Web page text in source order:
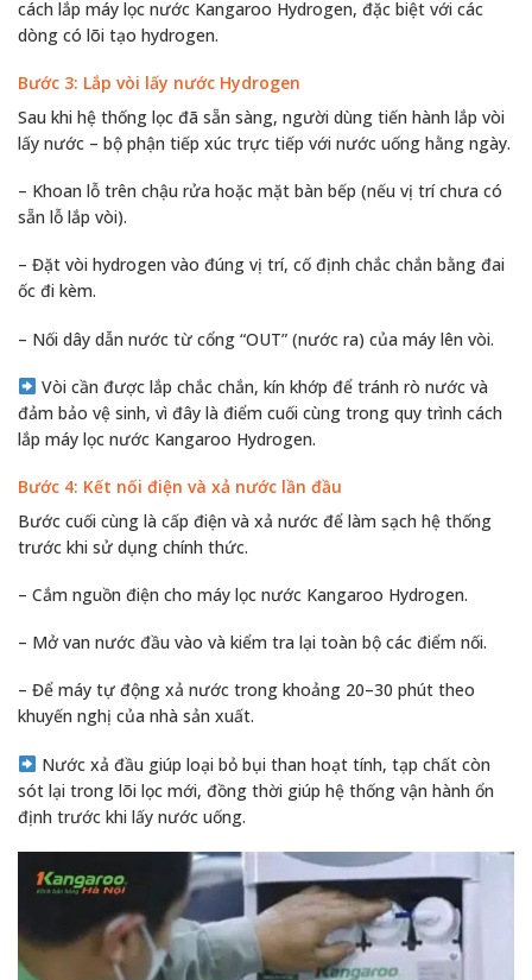
cách lắp máy lọc nước Kangaroo Hydrogen, đặc biệt với các
dòng có lõi tạo hydrogen.
Bước 3: Lắp vòi lấy nước Hydrogen
Sau khi hệ thống lọc đã sẵn sàng, người dùng tiến hành lắp vòi
lấy nước – bộ phận tiếp xúc trực tiếp với nước uống hằng ngày.
– Khoan lỗ trên chậu rửa hoặc mặt bàn bếp (nếu vị trí chưa có
sẵn lỗ lắp vòi).
– Đặt vòi hydrogen vào đúng vị trí, cố định chắc chắn bằng đai
ốc đi kèm.
– Nối dây dẫn nước từ cổng “OUT” (nước ra) của máy lên vòi.
Vòi cần được lắp chắc chắn, kín khớp để tránh rò nước và
đảm bảo vệ sinh, vì đây là điểm cuối cùng trong quy trình cách
lắp máy lọc nước Kangaroo Hydrogen.
Bước 4: Kết nối điện và xả nước lần đầu
Bước cuối cùng là cấp điện và xả nước để làm sạch hệ thống
trước khi sử dụng chính thức.
– Cắm nguồn điện cho máy lọc nước Kangaroo Hydrogen.
– Mở van nước đầu vào và kiểm tra lại toàn bộ các điểm nối.
– Để máy tự động xả nước trong khoảng 20–30 phút theo
khuyến nghị của nhà sản xuất.
Nước xả đầu giúp loại bỏ bụi than hoạt tính, tạp chất còn
sót lại trong lõi lọc mới, đồng thời giúp hệ thống vận hành ổn
định trước khi lấy nước uống.